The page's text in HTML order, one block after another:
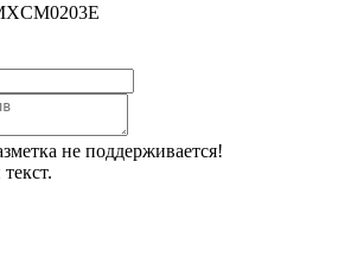
не поддерживается!